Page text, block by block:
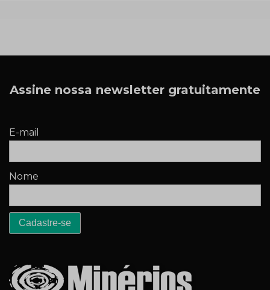
Assine nossa newsletter gratuitamente
E-mail
Nome